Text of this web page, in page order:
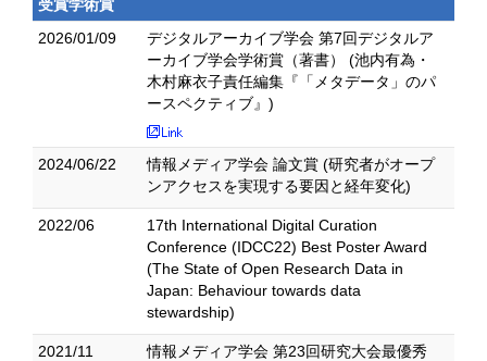
受賞学術賞
2026/01/09
デジタルアーカイブ学会 第7回デジタルア
ーカイブ学会学術賞（著書） (池内有為・
木村麻衣子責任編集『「メタデータ」のパ
ースペクティブ』)
2024/06/22
情報メディア学会 論文賞 (研究者がオープ
ンアクセスを実現する要因と経年変化)
2022/06
17th International Digital Curation
Conference (IDCC22) Best Poster Award
(The State of Open Research Data in
Japan: Behaviour towards data
stewardship)
2021/11
情報メディア学会 第23回研究大会最優秀